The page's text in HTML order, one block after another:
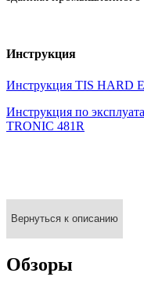
Инструкция
Инструкция TIS HARD
Инструкция по
TRONIC 481R
Вернуться к описанию
Обзоры